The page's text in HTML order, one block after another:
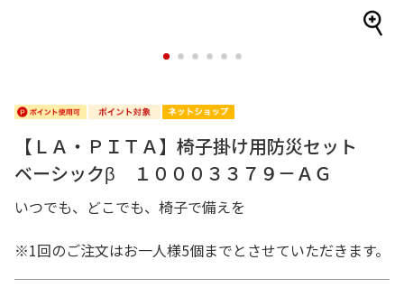
1 2 3 4 5 6
【ＬＡ・ＰＩＴＡ】椅子掛け用防災セット
ベーシックβ １０００３３７９－ＡＧ
いつでも、どこでも、椅子で備えを
※1回のご注文はお一人様5個までとさせていただきます。